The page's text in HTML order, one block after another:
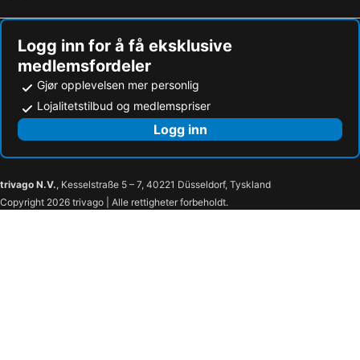
Logg inn for å få eksklusive
medlemsfordeler
Gjør opplevelsen mer personlig
Lojalitetstilbud og medlemspriser
Logg inn
trivago N.V., Kesselstraße 5 – 7, 40221 Düsseldorf, Tyskland
Copyright 2026 trivago | Alle rettigheter forbeholdt.